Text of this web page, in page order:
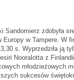
Sandomierz zdobyła
w Tampere. W
s. Wyprzedziła ją
Nooralotta z
młodzieżowych
sukcesów